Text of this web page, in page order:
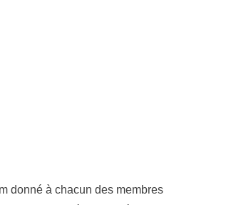
donné à chacun des membres